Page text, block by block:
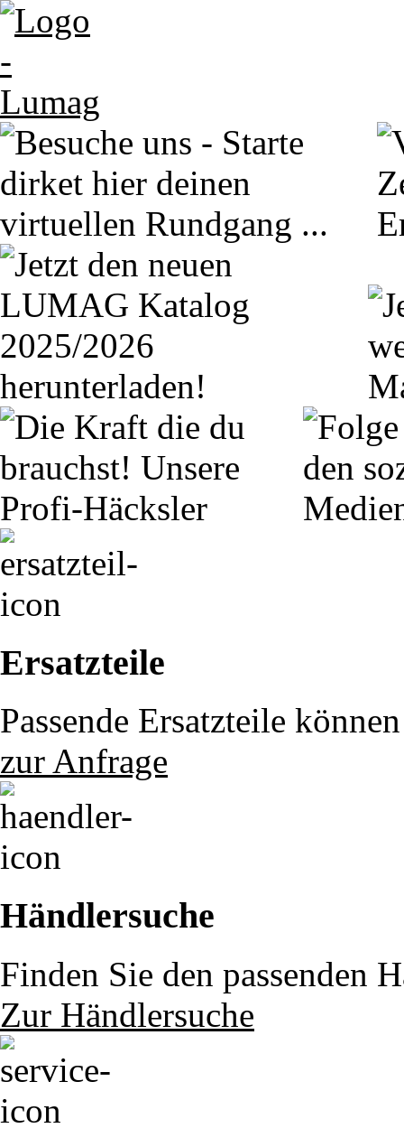
Ersatzteile
Passende Ersatzteile
zur Anfrage
Händlersuche
Finden Sie den passenden
Zur Händlersuche